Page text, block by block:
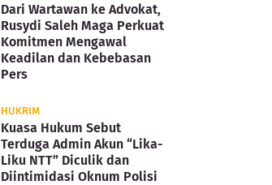
Dari Wartawan ke Advokat,
Rusydi Saleh Maga Perkuat
Komitmen Mengawal
Keadilan dan Kebebasan
Pers
HUKRIM
Kuasa Hukum Sebut
Terduga Admin Akun “Lika-
Liku NTT” Diculik dan
Diintimidasi Oknum Polisi